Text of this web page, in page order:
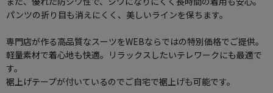
パンツの折り目も消えにくく、美しいラインを保ちます。
専門店が作る高品質なスーツをWEBならではの特別価格でご提供。
軽量素材で着心地も快適。リラックスしたいテレワークにも最適で
す。
裾上げテープが付いているのでご自宅で裾上げも可能です。